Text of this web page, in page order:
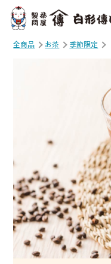
全商品 お茶 季節限定